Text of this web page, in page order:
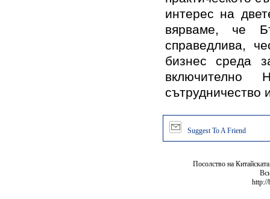
интерес на
вярваме, че
справедлива,
бизнес среда
включително
сътрудничество
Suggest To A Friend
Посолство на
http://